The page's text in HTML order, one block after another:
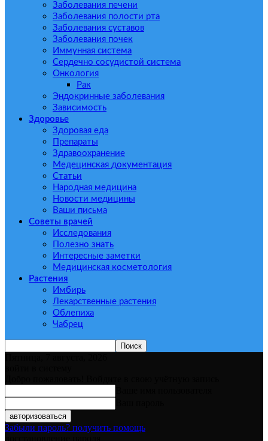
Заболевания печени
Заболевания полости рта
Заболевания суставов
Заболевания почек
Иммунная система
Сердечно сосудистой система
Онкология
Рак
Эндокринные заболевания
Зависимость
Здоровье
Здоровая еда
Препараты
Здравоохранение
Медецинская документация
Статьи
Народная медицина
Новости медицины
Ваши письма
Советы врачей
Исследования
Полезно знать
Интересные заметки
Медицинская косметология
Растения
Имбирь
Лекарственные растения
Облепиха
Чабрец
Забыли пароль? получить помощь